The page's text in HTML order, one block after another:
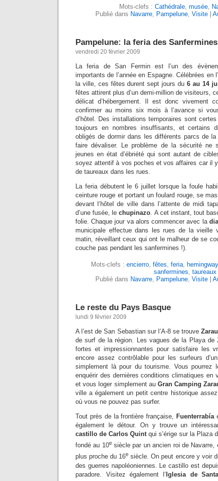
Mots-clefs : Cathédrale musée
Publié dans Navarre Pampelune Visite |
Pampelune: la feria des Sanfermines
vendredi 20 février 2009
La feria de San Fermin est l’un des
importants de l’année en Espagne. Célébrées en
la ville, ces fêtes durent sept jours du 6 au 14
fêtes attirent plus d’un demi-million de visiteurs,
délicat d’hébergement. Il est donc vivement
confirmer au moins six mois à l’avance si
d’hôtel. Des installations temporaires sont
toujours en nombres insuffisants, et certains
obligés de dormir dans les différents parcs de
faire dévaliser. Le problème de la sécurité ne
jeunes en état d’ébriété qui sont autant de
soyez attentif à vos poches et vos affaires car il
de taureaux dans les rues.
La feria débutent le 6 juillet lorsque la foule
ceinture rouge et portant un foulard rouge, se
devant l’hôtel de ville dans l’attente de midi
d’une fusée, lechupinazo . A cet instant, tout
folie. Chaque jour va alors commencer avec la
municipale effectue dans les rues de la
matin, réveillant ceux qui ont le malheur de se
couche pas pendant les sanfermines !).
Mots-clefs : encierro, fêtes feria, hemingway
sanfermines taureaux
Publié dans Navarre Pampelune Visite |
Le reste du Pays Basque
lundi 9 février 2009
A l’est de San Sebastian sur l’A-8 se trouve
de surf de la région. Les vagues de la Playa de
fortes et impressionnantes pour satisfaire les
encore assez contrôlable pour les surfeurs
simplement là pour du tourisme. Vous pourrez
enquérir des dernières conditions climatiques en
et vous loger simplement au Gran Camping
ville a également un petit centre historique
où vous ne pouvez pas surfer.
Tout près de la frontière française, Fuenterrabía
également le détour. On y trouve un
castillo de Carlos Quint qui s’érige sur la Plaza
fondé au 10esiècle par un ancien roi de Navarre,
plus proche du 16e siècle. On peut encore y voir
des guerres napoléoniennes. Le castillo est
paradore. Visitez également l’Iglesia de